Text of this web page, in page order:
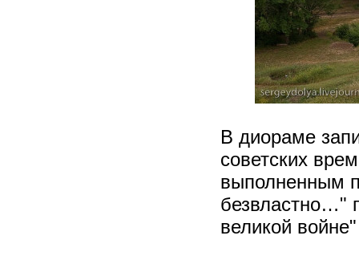
В диораме
советских
выполненным
безвластно…"
великой